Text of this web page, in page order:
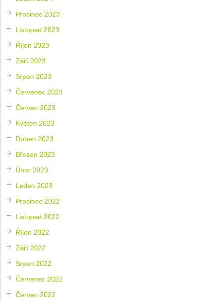
Prosinec 2023
Listopad 2023
Říjen 2023
Září 2023
Srpen 2023
Červenec 2023
Červen 2023
Květen 2023
Duben 2023
Březen 2023
Únor 2023
Leden 2023
Prosinec 2022
Listopad 2022
Říjen 2022
Září 2022
Srpen 2022
Červenec 2022
Červen 2022